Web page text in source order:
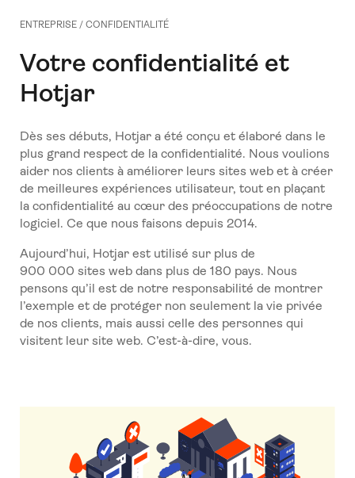
ENTREPRISE / CONFIDENTIALITÉ
Votre confidentialité et
Hotjar
Dès ses débuts, Hotjar a été conçu et élaboré dans le
plus grand respect de la confidentialité. Nous voulions
aider nos clients à améliorer leurs sites web et à créer
de meilleures expériences utilisateur, tout en plaçant
la confidentialité au cœur des préoccupations de notre
logiciel. Ce que nous faisons depuis 2014.
Aujourd’hui, Hotjar est utilisé sur plus de
900 000 sites web dans plus de 180 pays. Nous
pensons qu’il est de notre responsabilité de montrer
l’exemple et de protéger non seulement la vie privée
de nos clients, mais aussi celle des personnes qui
visitent leur site web. C’est-à-dire, vous.